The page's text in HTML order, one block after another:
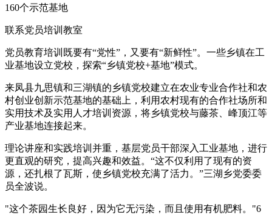
160个示范基地
联系党员培训教室
党员教育培训既要有“党性”，又要有“新鲜性”。一些乡镇在工
业基地设立党校，探索“乡镇党校+基地”模式。
来凤县九思镇和三湖镇的乡镇党校建立在农业专业合作社和农
村创业创新示范基地的基础上，利用农村现有的合作社场所和
实用技术及实用人才培训资源，将乡镇党校与藤茶、峰顶江等
产业基地连接起来。
理论讲座和实践培训并重，基层党员干部深入工业基地，进行
更直观的研究，提高兴趣和效益。“这不仅利用了现有的资
源，还扎根了瓦斯，使乡镇党校充满了活力。”三湖乡党委委
员全波说。
"这个茶园生长良好，因为它无污染，而且使用有机肥料。"6